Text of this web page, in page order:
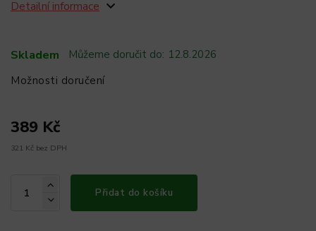
Skladem Můžeme doručit do: 12.8.2026
Možnosti doručení
389 Kč
321 Kč bez DPH
Přidat do košíku
Detailní informace